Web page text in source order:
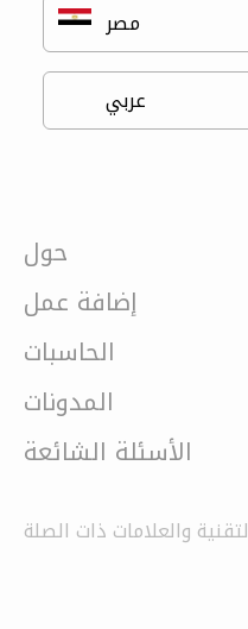
حول
إضافة عمل
الحاسبات
المدونات
الأسئلة الشائعة
والعلامات ذات الصلة